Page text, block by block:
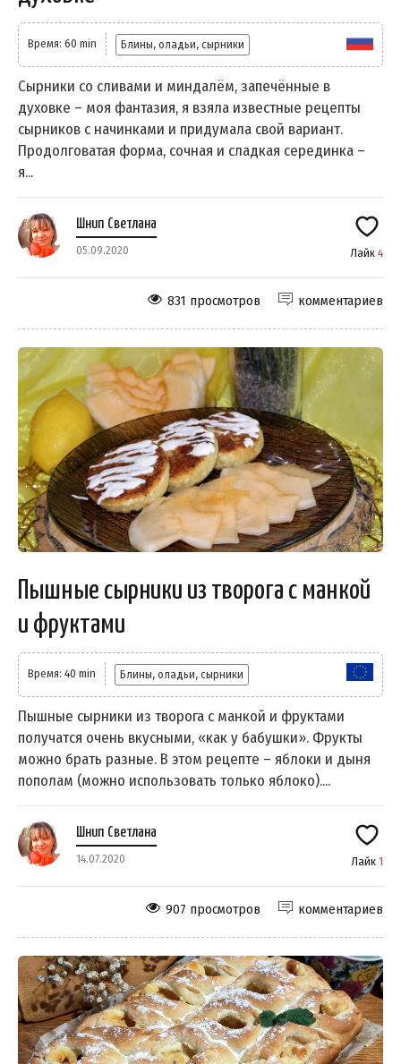
Время: 60 min Блины, оладьи, сырники
Сырники со сливами и миндалём, запечённые в
духовке – моя фантазия, я взяла известные рецепты
сырников с начинками и придумала свой вариант.
Продолговатая форма, сочная и сладкая серединка –
я...
Шнип Светлана
05.09.2020 Лайк 4
комментариев
831 просмотров
Пышные сырники из творога с манкой
и фруктами
Время: 40 min Блины, оладьи, сырники
Пышные сырники из творога с манкой и фруктами
получатся очень вкусными, «как у бабушки». Фрукты
можно брать разные. В этом рецепте – яблоки и дыня
пополам (можно использовать только яблоко)....
Шнип Светлана
14.07.2020 Лайк 1
комментариев
907 просмотров